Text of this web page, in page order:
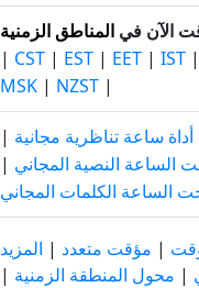
الآن في المناطق الزمنية
| CST | EST | EET | IST |
MSK | NZST |
أداة ساعة تناظرية مجانية |
الساعة النصية المجاني |
الساعة الكلمات المجاني
| مؤقت متعدد | المزيد
| محول المنطقة الزمنية |